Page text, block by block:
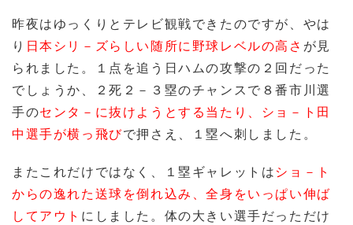
昨夜はゆっくりとテレビ観戦できたのですが、やは
り 日本シリ－ズらしい随所に野球レベルの高さ が見
られました。１点を追う日ハムの攻撃の２回だった
でしょうか、２死２－３塁のチャンスで８番市川選
手のセンタ－に抜けようとする当たり、ショ－ト田
中選手が横っ飛びで押さえ、１塁へ刺しました。
またこれだけではなく、１塁ギャレットはショ－ト
からの逸れた送球を倒れ込み、全身をいっぱい伸ば
してアウト にしました。体の大きい選手だっただけ